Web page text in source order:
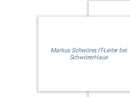
Markus Schwörer, IT-Leiter bei
SchwörerHaus